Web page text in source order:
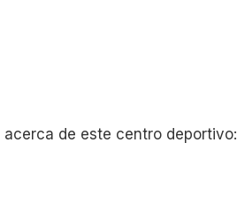
de este centro deportivo: